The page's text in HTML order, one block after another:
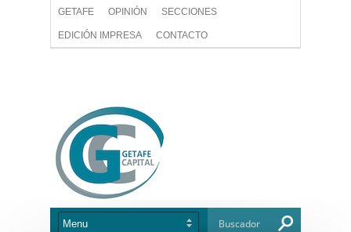
GETAFE OPINIÓN SECCIONES
EDICIÓN IMPRESA CONTACTO